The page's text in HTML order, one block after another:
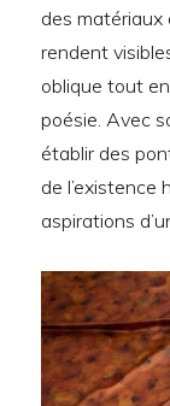
des matériaux
rendent
oblique tout
poésie. Avec
établir des
de l’existence
aspirations